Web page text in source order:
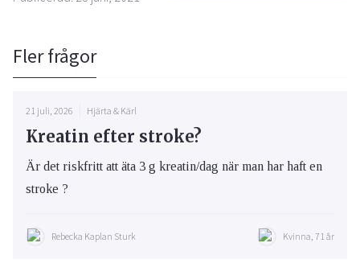
Fler frågor
21 juli, 2026 Hjärta & Kärl
Kreatin efter stroke?
Är det riskfritt att äta 3 g kreatin/dag när man har haft en
stroke ?
Rebecka Kaplan Sturk Kvinna, 71 år